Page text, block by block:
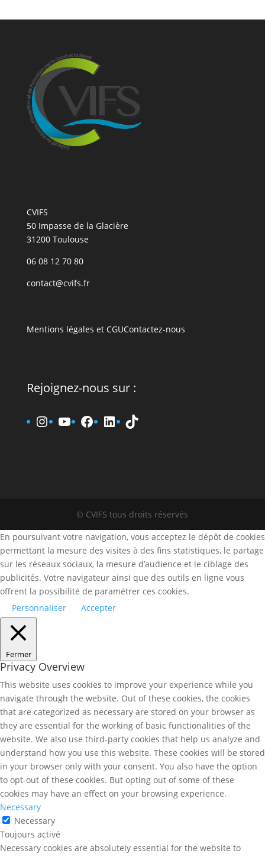
CVIFS
50 Impasse de la Glacière
31200 Toulouse
06 08 12 70 80
contact@cvifs.fr
Mentions légales et CGUContactez-nous
Rejoignez-nous sur :
www.instagram.fr/cvifs
YouTube
www.facebook.fr/cvifs
www.linkedin.fr/
TikTok
© CVIFS tous droits réservés
En poursuivant votre navigation, vous acceptez le dépôt de cookies
permettant la mesure des visites à des fins statistiques, le partage
sur les réseaux sociaux, la mesure d’audience et le ciblage des
publicités. Votre navigateur ainsi que des outils en ligne vous
offrent la possibilité de paramétrer ces cookies.
Personnaliser
Accepter
Fermer
Privacy Overview
This website uses cookies to improve your experience while you
navigate through the website. Out of these cookies, the cookies
that are categorized as necessary are stored on your browser as
they are essential for the working of basic functionalities of the
website. We also use third-party cookies that help us analyze and
understand how you use this website. These cookies will be stored
in your browser only with your consent. You also have the option
to opt-out of these cookies. But opting out of some of these
cookies may have an effect on your browsing experience.
Necessary
Necessary
Toujours activé
Necessary cookies are absolutely essential for the website to